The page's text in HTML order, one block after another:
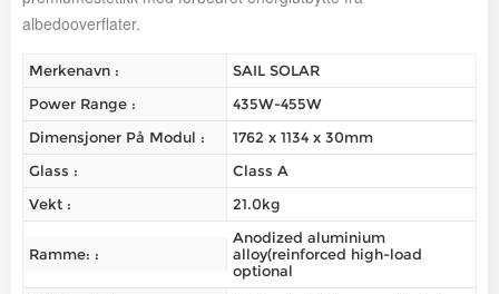
albedooverflater.
Merkenavn :
SAIL SOLAR
Power Range :
435W-455W
Dimensjoner På Modul :
1762 x 1134 x 30mm
Glass :
Class A
Vekt :
21.0kg
Ramme: :
Anodized aluminium
alloy(reinforced high-load
optional